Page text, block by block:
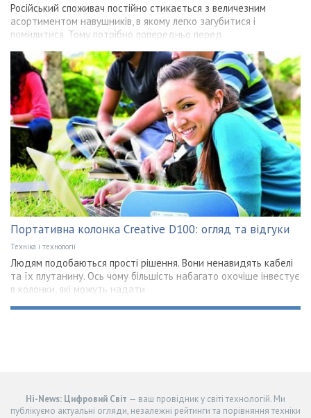
Російський споживач постійно стикається з величезним
асортиментом навушників, в якому легко загубитися і
помилитися. Тому потрібно попередньо перед
Портативна колонка Creative D100: огляд та відгуки
Техніка і технології
Людям подобаються прості рішення. Вони ненавидять кабелі
та їх плутанину. Ось чому більшість набагато охочіше інвестує
в колонки, які можуть надати
Hi-News: Цифровий Світ — ваш провідник у світі технологій. Ми
публікуємо актуальні огляди, незалежні рейтинги та порівняння техніки